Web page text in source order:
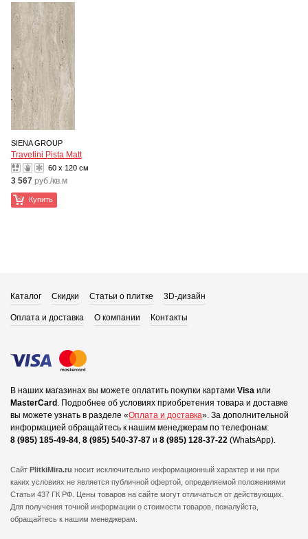
SIENA GROUP
Travetini Pista Matt
60 x 120 см
3 567 руб./кв.м
Купить
Каталог Скидки Статьи о плитке 3D-дизайн
Оплата и доставка О компании Контакты
В наших магазинах вы можете оплатить покупки картами Visa или
MasterCard . Подробнее об условиях приобретения товара и доставке
вы можете узнать в разделе «Оплата и доставка». За дополнительной
информацией обращайтесь к нашим менеджерам по телефонам:
8 (985) 185-49-84, 8 (985) 540-37-87 и 8 (985) 128-37-22 (WhatsApp).
Сайт PlitkiMira.ru носит исключительно информационный характер и ни при
каких условиях не является публичной офертой, определяемой положениями
Статьи 437 ГК РФ. Цены товаров на сайте могут отличаться от действующих.
Для получения точной информации о стоимости товаров, пожалуйста,
обращайтесь к нашим менеджерам.